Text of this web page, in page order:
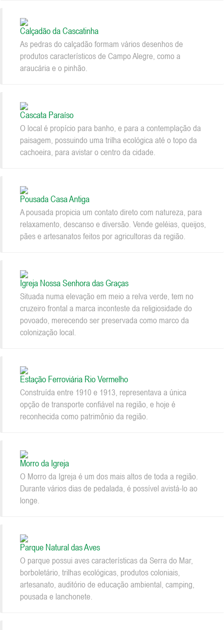
Calçadão da Cascatinha
As pedras do calçadão formam vários desenhos de
produtos característicos de Campo Alegre, como a
araucária e o pinhão.
Cascata Paraíso
O local é propício para banho, e para a contemplação da
paisagem, possuindo uma trilha ecológica até o topo da
cachoeira, para avistar o centro da cidade.
Pousada Casa Antiga
A pousada propicia um contato direto com natureza, para
relaxamento, descanso e diversão. Vende geléias, queijos,
pães e artesanatos feitos por agricultoras da região.
Igreja Nossa Senhora das Graças
Situada numa elevação em meio a relva verde, tem no
cruzeiro frontal a marca inconteste da religiosidade do
povoado, merecendo ser preservada como marco da
colonização local.
Estação Ferroviária Rio Vermelho
Construída entre 1910 e 1913, representava a única
opção de transporte confiável na região, e hoje é
reconhecida como patrimônio da região.
Morro da Igreja
O Morro da Igreja é um dos mais altos de toda a região.
Durante vários dias de pedalada, é possível avistá-lo ao
longe.
Parque Natural das Aves
O parque possui aves características da Serra do Mar,
borboletário, trilhas ecológicas, produtos coloniais,
artesanato, auditório de educação ambiental, camping,
pousada e lanchonete.